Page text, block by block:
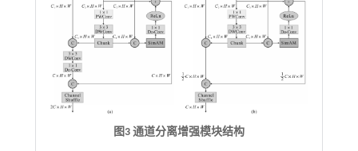
图3 通道分离增强模块结构